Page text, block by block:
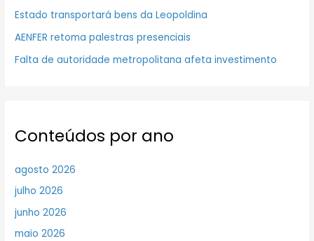
Estado transportará bens da Leopoldina
AENFER retoma palestras presenciais
Falta de autoridade metropolitana afeta investimento
Conteúdos por ano
agosto 2026
julho 2026
junho 2026
maio 2026